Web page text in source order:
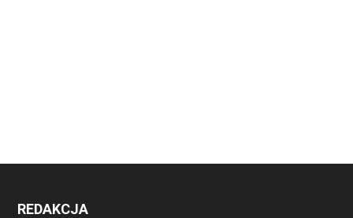
REDAKCJA